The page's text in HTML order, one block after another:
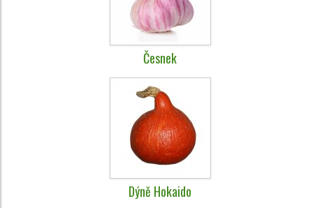
Česnek
Dýně Hokaido